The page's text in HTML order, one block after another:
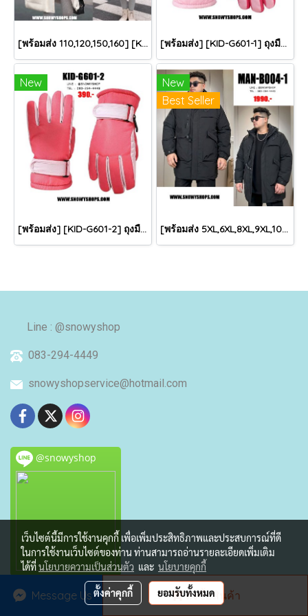
สั่งซื้อสินค้า
Message Us
[พร้อมส่ง 110,120,150,160] [KID-C5040-2] เสื้อโค้ทกันหนาวเด็กขนเป็ดสีขาว แขนยาว มีกระเป๋าสองข้าง แบบซิปด้านหน้า หมวกฮู้ดติดเฟอร์ฟรุ้งฟริ้งใส่ติดลบกันหนาว เล่นหิมะได้ค่ะ [พร้อมส่ง] [KID-G601-1] ถุงมือกันหนาวเด็กสีชมพูอ่อน ซับขนด้านใน ใส่กันหนาวเล่นหิมะได้ (เหมาะสำหรับเด็ก 3-5ขวบ)
New
[พร้อมส่ง] [KID-G601-2] ถุงมือกันหนาวเด็กสีชมพูเข้ม ซับขนด้านใน ใส่กันหนาวเล่นหิมะได้ (เหมาะสำหรับเด็ก 3-5ขวบ)
New
Best Seller
[พร้อมส่ง 5XL,6XL,8XL,9XL,10XL] [Man-B004-1] Down Jackets BigSize เสื้อโค้ทขนเป็ดกันหนาวสีดำชายไซด์ใหญ่ มีหมวกฮู้ด ซิปด้านหน้า กันน้ำ ใส่กันหนาวติดลบได้อย่างดี
Line : @snowyshop
083-294-4449
snowyshopservice@hotmail.com
@snowyshop
Home
เว็บไซต์นี้มีการใช้งานคุกกี้ เพื่อเพิ่มประสิทธิภาพและประสบการณ์ที่ดี
ในการใช้งานเว็บไซต์ของท่าน ท่านสามารถอ่านรายละเอียดเพิ่มเติม
ได้ที่นโยบายความเป็นส่วนตัว และ นโยบายคุกกี้
ตั้งค่าคุกกี้ ยอมรับทั้งหมด